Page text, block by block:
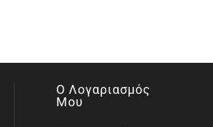
Ο Λογαριασμός
Μου